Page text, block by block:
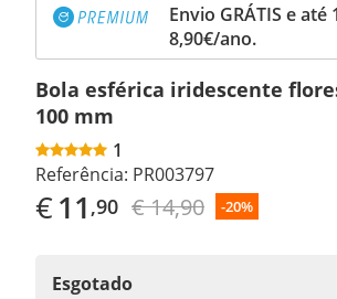
Envio GRÁTIS e
8,90€/ano.
Bola esférica iridescente
100 mm
1
Referência: PR003797
€11 ,90 € 14,90 -20%
Esgotado